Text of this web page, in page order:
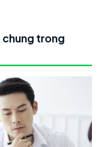
chung trong